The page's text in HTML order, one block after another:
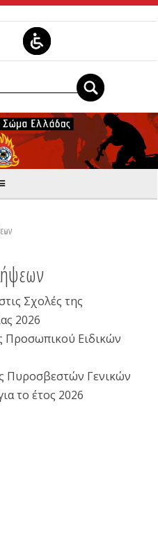
Σχολές της
2026
Προσωπικού Ειδικών
Πυροσβεστών Γενικών
το έτος 2026